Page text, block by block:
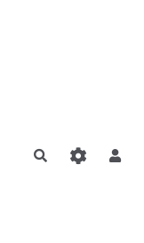
Rechercher